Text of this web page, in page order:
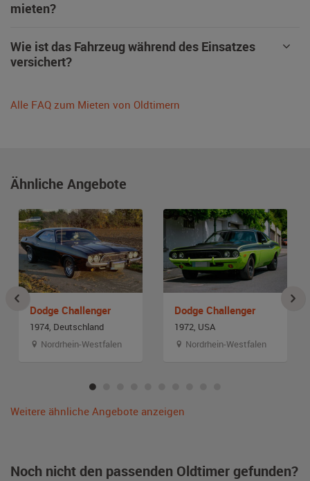
mieten?
Wie ist das Fahrzeug während des Einsatzes
versichert?
Alle FAQ zum Mieten von Oldtimern
Ähnliche Angebote
Dodge Challenger
1974, Deutschland
Nordrhein-Westfalen
Dodge Challenger
1972, USA
Nordrhein-Westfalen
Weitere ähnliche Angebote anzeigen
Noch nicht den passenden Oldtimer gefunden?